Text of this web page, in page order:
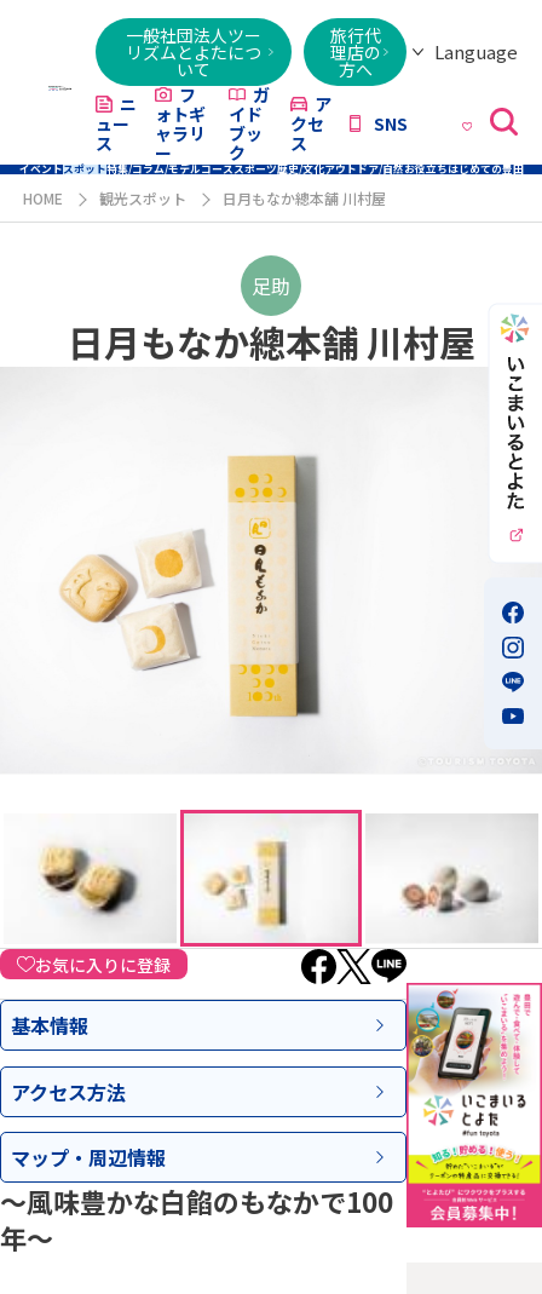
一般社団法人ツー
リズムとよたにつ
いて
旅行代
理店の
方へ
Language
Việt
ニ
ュー
ス
フ
ォトギ
ャラリ
ー
ガ
イド
ブッ
ク
ア
クセ
ス
SNS
イベントスポット特集/コラム/モデルコーススポーツ歴史/文化アウトドア/自然お役立ちはじめての豊田
HOME 観光スポット 日月もなか總本舗 川村屋
足助
日月もなか總本舗 川村屋
お気に入りに登録
基本情報
アクセス方法
マップ・ 周辺情報
～風味豊かな白餡のもなかで100
年～